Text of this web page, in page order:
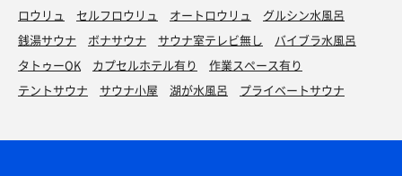
ロウリュ セルフロウリュ オートロウリュ
グルシン水風呂
銭湯サウナ
ボナサウナ サウナ室テレビ無し
バイブラ水風呂
タトゥーOK
カプセルホテル有り
作業スペース有り
テントサウナ
サウナ小屋 湖が水風呂 プライベートサウナ